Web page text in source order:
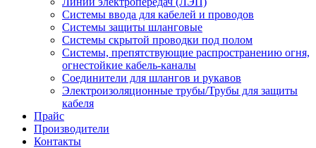
Системы ввода для кабелей и проводов
Системы защиты шланговые
Системы скрытой проводки под полом
Системы, препятствующие распространению огня,
огнестойкие кабель-каналы
Соединители для шлангов и рукавов
Электроизоляционные трубы/Трубы для защиты
кабеля
Прайс
Производители
Контакты